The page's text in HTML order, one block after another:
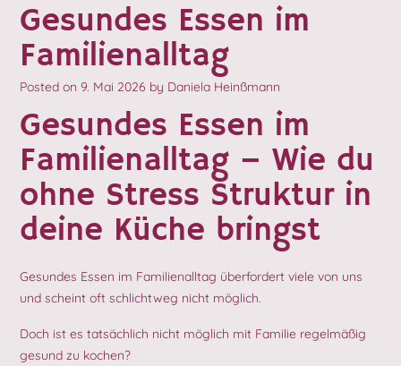
Gesundes Essen im
Familienalltag
Posted on 9. Mai 2026 by Daniela Heinßmann
Gesundes Essen im
Familienalltag – Wie du
ohne Stress Struktur in
deine Küche bringst
Gesundes Essen im Familienalltag überfordert viele von uns
und scheint oft schlichtweg nicht möglich.
Doch ist es tatsächlich nicht möglich mit Familie regelmäßig
gesund zu kochen?